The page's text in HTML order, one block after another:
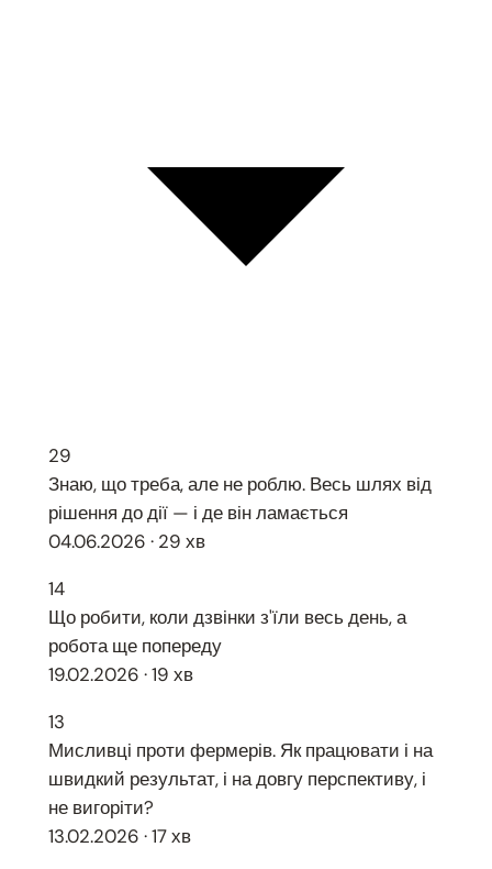
29
Знаю, що треба, але не роблю. Весь шлях від
рішення до дії — і де він ламається
04.06.2026 · 29 хв
14
Що робити, коли дзвінки з'їли весь день, а
робота ще попереду
19.02.2026 · 19 хв
13
Мисливці проти фермерів. Як працювати і на
швидкий результат, і на довгу перспективу, і
не вигоріти?
13.02.2026 · 17 хв